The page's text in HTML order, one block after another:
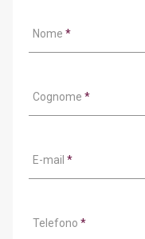
Nome *
Cognome *
E-mail *
Telefono *